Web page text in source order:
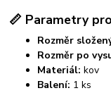
📏 Parametry
Rozměr
Rozměr po
Materiál: kov
Balení: 1 ks